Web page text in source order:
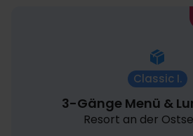
Classic I.
3-Gänge Menü &
Resort an der